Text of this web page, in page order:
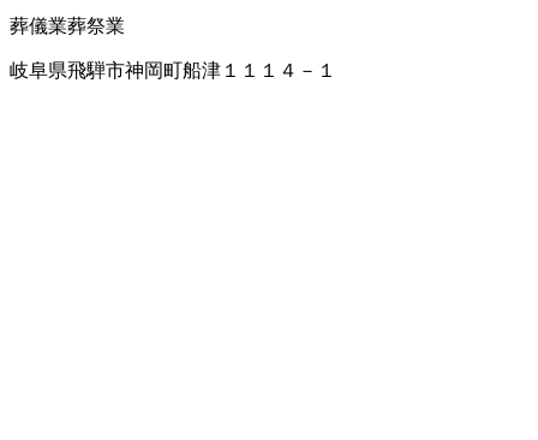
葬儀業葬祭業
岐阜県飛騨市神岡町船津１１１４－１